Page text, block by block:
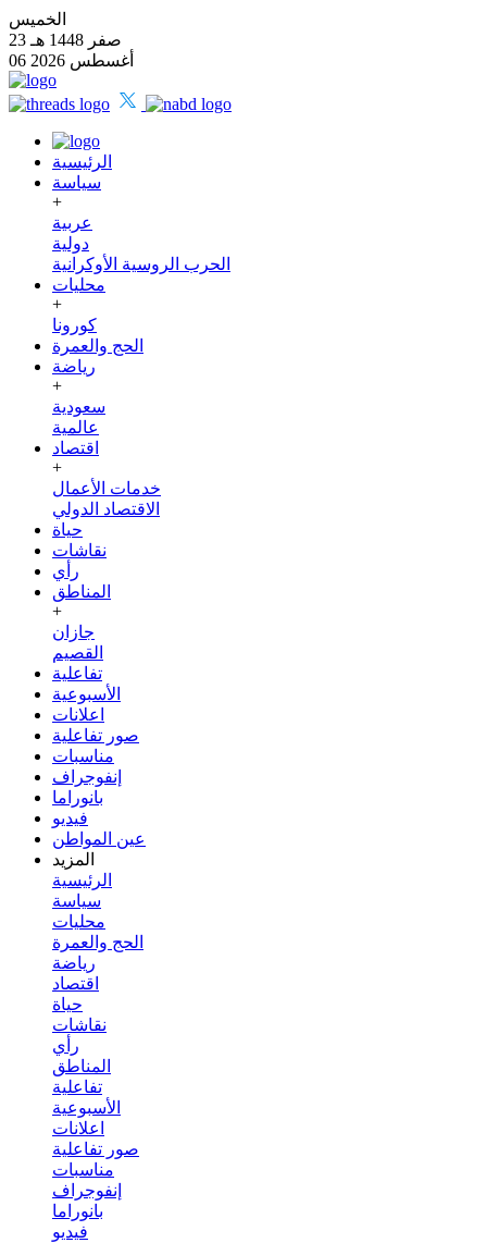
الخميس
23 صفر 1448 هـ
06 أغسطس 2026
الرئيسية
سياسة
+
عربية
دولية
الحرب الروسية الأوكرانية
محليات
+
كورونا
الحج والعمرة
رياضة
+
سعودية
عالمية
اقتصاد
+
خدمات الأعمال
الاقتصاد الدولي
حياة
نقاشات
رأي
المناطق
+
جازان
القصيم
تفاعلية
الأسبوعية
اعلانات
صور تفاعلية
مناسبات
إنفوجراف
بانوراما
فيديو
عين المواطن
المزيد
الرئيسية
سياسة
محليات
الحج والعمرة
رياضة
اقتصاد
حياة
نقاشات
رأي
المناطق
تفاعلية
الأسبوعية
اعلانات
صور تفاعلية
مناسبات
إنفوجراف
بانوراما
فيديو